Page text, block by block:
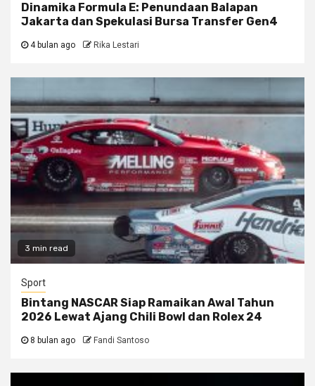
Dinamika Formula E: Penundaan Balapan
Jakarta dan Spekulasi Bursa Transfer Gen4
4 bulan ago Rika Lestari
3 min read
Sport
Bintang NASCAR Siap Ramaikan Awal Tahun
2026 Lewat Ajang Chili Bowl dan Rolex 24
8 bulan ago Fandi Santoso